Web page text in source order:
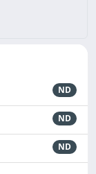
ND
ND
ND